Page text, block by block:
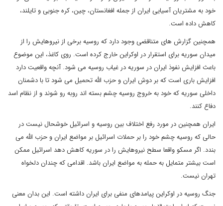
خود به مشتریان آسیایی ایران از جمله افغانستان، چین، کره جنوبی و تایلند،
کاهش داده است.
همچنین گزارش های متناقضی وجود دارد که روسیه برخی از نیروهایش را از
میدان سوریه برای استقرار در اوکراین خارج کرده است. روی کاغذ، این موضوع
باعث افزایش نفوذ ایران در سوریه در غیاب روسیه می شود. آنچه واقعیت دارد
افزایش باری است که بر دوش ایران و حزب الله تحمیل می شود تا با دشمنان
داخلی سوریه که خود به خروج روسیه چشم بسته اند روبه رو شوند و از نظام اسد
دفاع کنند.
ایران همچنین در مورد رفع اختلاف بین روسیه و اسرائیل خوشحال نیست در
حالی که روسیه چشم خود را بر حملات اسرائیل بر مواضع ایران و حزب الله می
بندد. اگر مسکو واقعا سطح نیروهایش را در سوریه کاهش دهد اسرائیل ممکن
است بیشتر متمایل به حمله به مواضع ایران باشد. اقدامی که چندان دلخواه
تهران نیست.
جنگ روسیه در اوکراین پیامدهای منفی برای ایران داشته است. این بدان معنی